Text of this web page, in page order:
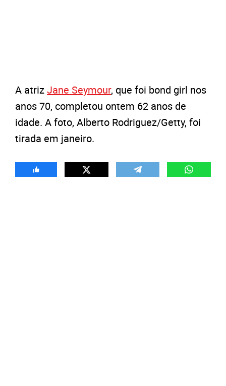
A atrizJane Seymour, que foi bond girl nos
anos 70, completou ontem 62 anos de
idade. A foto, Alberto Rodriguez/Getty, foi
tirada em janeiro.